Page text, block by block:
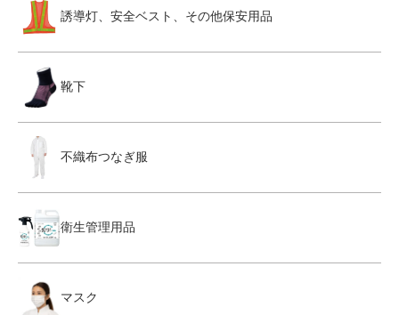
誘導灯、安全ベスト、その他保安用品
靴下
不織布つなぎ服
衛生管理用品
マスク